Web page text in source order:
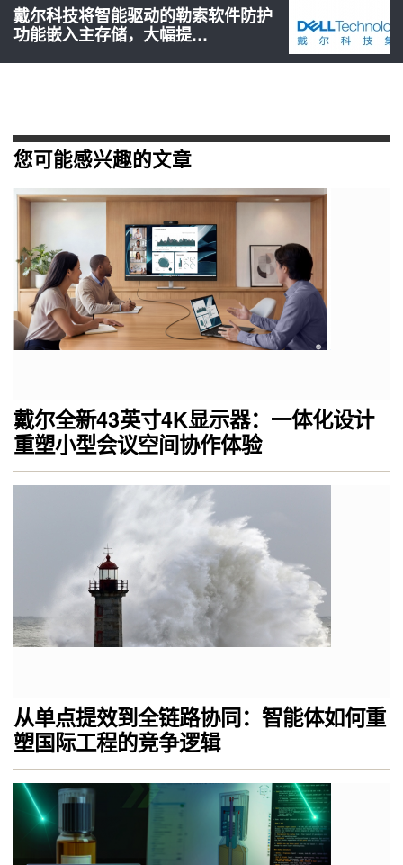
戴尔科技将智能驱动的勒索软件防护
功能嵌入主存储，大幅提…
您可能感兴趣的文章
戴尔全新43英寸4K显示器：一体化设计
重塑小型会议空间协作体验
从单点提效到全链路协同：智能体如何重
塑国际工程的竞争逻辑